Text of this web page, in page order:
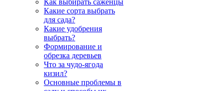
Как выбирать саженцы
Какие сорта выбрать
для сада?
Какие удобрения
выбрать?
Формирование и
обрезка деревьев
Что за чудо-ягода
кизил?
Основные проблемы в